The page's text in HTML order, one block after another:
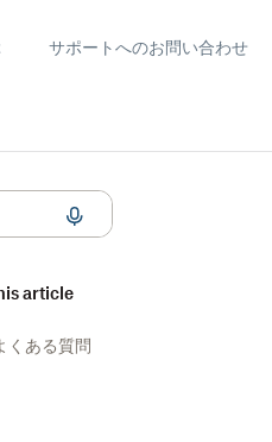
サポートへのお問い合わせ
article
くある質問